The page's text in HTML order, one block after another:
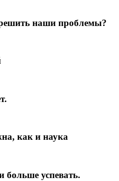
наши проблемы?
как и наука
больше успевать.